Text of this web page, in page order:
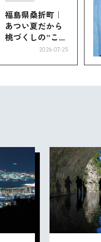
福島県桑折町｜
あつい夏だから
桃づくしの”こお
2026-07-25